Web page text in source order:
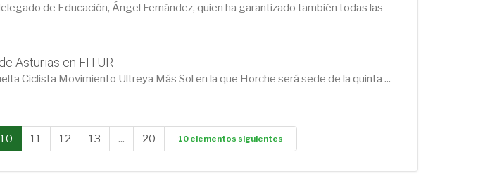
de Educación, Ángel Fernández, quien ha garantizado también todas las
Asturias en FITUR
Ciclista Movimiento Ultreya Más Sol en la que Horche será sede de la quinta ...
10 11 12 13 ... 20 10 elementos siguientes